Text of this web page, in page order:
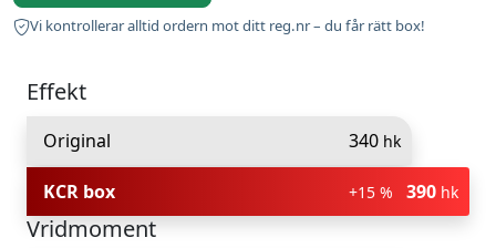
Vi kontrollerar alltid ordern mot ditt reg.nr – du får rätt box!
Effekt
Original 340 hk
KCR box +15 % 390 hk
Vridmoment